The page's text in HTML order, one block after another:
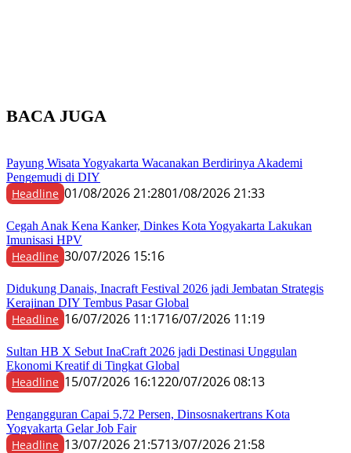
BACA JUGA
Payung Wisata Yogyakarta Wacanakan Berdirinya Akademi
Pengemudi di DIY
Headline 01/08/2026 21:2801/08/2026 21:33
Cegah Anak Kena Kanker, Dinkes Kota Yogyakarta Lakukan
Imunisasi HPV
Headline 30/07/2026 15:16
Didukung Danais, Inacraft Festival 2026 jadi Jembatan Strategis
Kerajinan DIY Tembus Pasar Global
Headline 16/07/2026 11:1716/07/2026 11:19
Sultan HB X Sebut InaCraft 2026 jadi Destinasi Unggulan
Ekonomi Kreatif di Tingkat Global
Headline 15/07/2026 16:1220/07/2026 08:13
Pengangguran Capai 5,72 Persen, Dinsosnakertrans Kota
Yogyakarta Gelar Job Fair
Headline 13/07/2026 21:5713/07/2026 21:58